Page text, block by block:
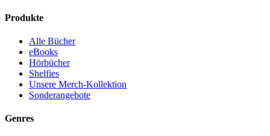
Produkte
Alle Bücher
eBooks
Hörbücher
Shelfies
Unsere Merch-Kollektion
Sonderangebote
Genres